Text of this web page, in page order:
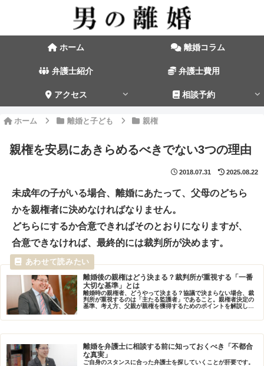
ホーム 離婚コラム
弁護士紹介 弁護士費用
アクセス 相談予約
ホーム 離婚と子ども 親権
親権を安易にあきらめるべきでない3つの理由
2018.07.31 2025.08.22
未成年の子がいる場合、離婚にあたって、父母のどちら
かを親権者に決めなければなりません。
どちらにするか合意できればそのとおりになりますが、
合意できなければ、最終的には裁判所が決めます。
離婚後の親権はどう決まる？裁判所が重視する「一番
大切な基準」とは
離婚時の親権者、どうやって決まる？協議で決まらない場合、裁
判所が重視するのは「主たる監護者」であること。親権者決定の
基準、考え方、父親が親権を獲得するためのポイントを解説しま
離婚を弁護士に相談する前に知っておくべき「不都合
な真実」
ご自身のスタンスに合った弁護士を探していくことが肝要です。